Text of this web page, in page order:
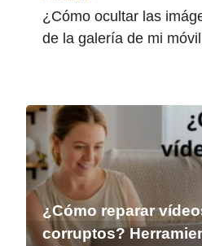
¿Cómo ocultar las
de la galería de mi
¿Cómo reparar
corruptos?